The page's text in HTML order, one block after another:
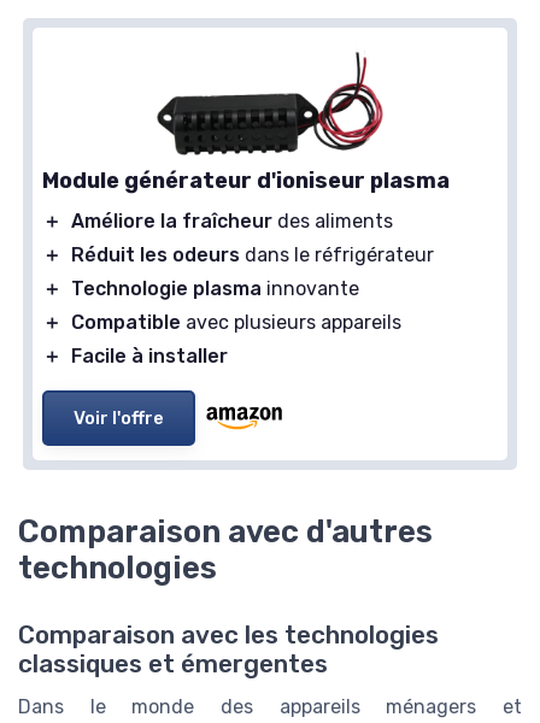
Module générateur d'ioniseur plasma
＋ Améliore la fraîcheur des aliments
＋
Réduit les odeurs dans le réfrigérateur
＋
Technologie plasma innovante
＋
Compatible avec plusieurs appareils
＋
Facile à installer
Voir l'offre
Comparaison avec d'autres
technologies
Comparaison avec les technologies
classiques et émergentes
Dans le monde des appareils ménagers et